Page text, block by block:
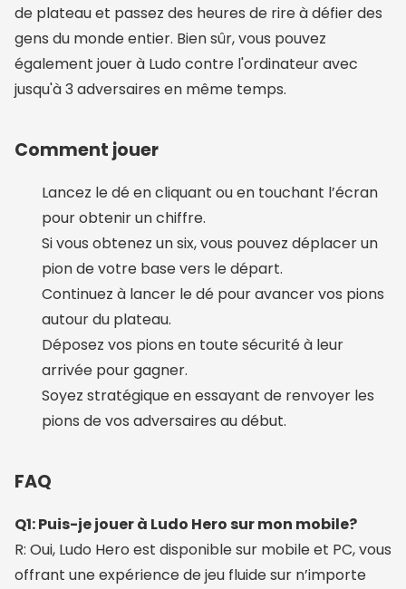
de plateau et passez des heures de rire à défier des
gens du monde entier. Bien sûr, vous pouvez
également jouer à Ludo contre l'ordinateur avec
jusqu'à 3 adversaires en même temps.
Comment jouer
Lancez le dé en cliquant ou en touchant l’écran
pour obtenir un chiffre.
Si vous obtenez un six, vous pouvez déplacer un
pion de votre base vers le départ.
Continuez à lancer le dé pour avancer vos pions
autour du plateau.
Déposez vos pions en toute sécurité à leur
arrivée pour gagner.
Soyez stratégique en essayant de renvoyer les
pions de vos adversaires au début.
FAQ
Q1: Puis-je jouer à Ludo Hero sur mon mobile?
R: Oui, Ludo Hero est disponible sur mobile et PC, vous
offrant une expérience de jeu fluide sur n’importe